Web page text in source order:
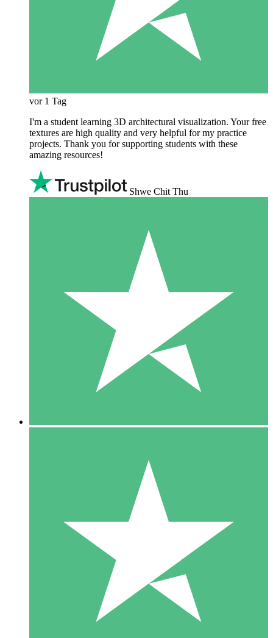
vor 1 Tag
I'm a student learning 3D architectural visualization. Your free
textures are high quality and very helpful for my practice
projects. Thank you for supporting students with these
amazing resources!
Shwe Chit Thu